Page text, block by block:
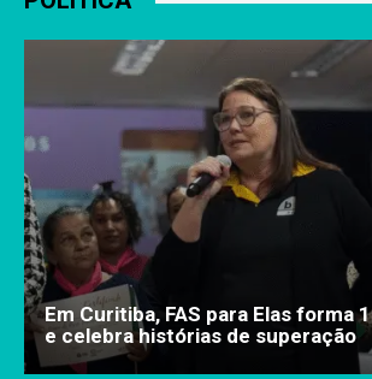
Em Curitiba, FAS para Elas forma
e celebra histórias de superação